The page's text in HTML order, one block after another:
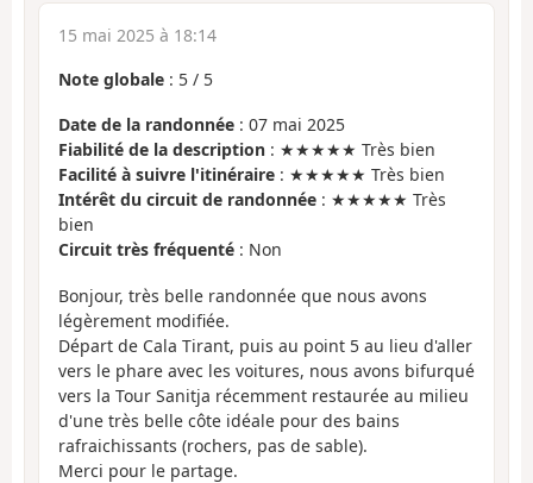
15 mai 2025 à 18:14
Note globale : 5 / 5
Date de la randonnée : 07 mai 2025
Fiabilité de la description : ★★★★★ Très bien
Facilité à suivre l'itinéraire : ★★★★★ Très bien
Intérêt du circuit de randonnée : ★★★★★ Très
bien
Circuit très fréquenté : Non
Bonjour, très belle randonnée que nous avons
légèrement modifiée.
Départ de Cala Tirant, puis au point 5 au lieu d'aller
vers le phare avec les voitures, nous avons bifurqué
vers la Tour Sanitja récemment restaurée au milieu
d'une très belle côte idéale pour des bains
rafraichissants (rochers, pas de sable).
Merci pour le partage.